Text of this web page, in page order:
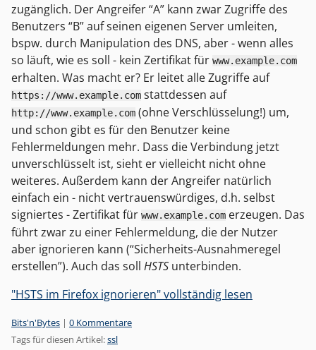
zugänglich. Der Angreifer “A” kann zwar Zugriffe des
Benutzers “B” auf seinen eigenen Server umleiten,
bspw. durch Manipulation des DNS, aber - wenn alles
so läuft, wie es soll - kein Zertifikat für www.example.com
erhalten. Was macht er? Er leitet alle Zugriffe auf
https://www.example.com stattdessen auf
http://www.example.com (ohne Verschlüsselung!) um,
und schon gibt es für den Benutzer keine
Fehlermeldungen mehr. Dass die Verbindung jetzt
unverschlüsselt ist, sieht er vielleicht nicht ohne
weiteres. Außerdem kann der Angreifer natürlich
einfach ein - nicht vertrauenswürdiges, d.h. selbst
signiertes - Zertifikat für www.example.com erzeugen. Das
führt zwar zu einer Fehlermeldung, die der Nutzer
aber ignorieren kann (“Sicherheits-Ausnahmeregel
erstellen”). Auch das soll HSTS unterbinden.
"HSTS im Firefox ignorieren" vollständig lesen
Kategorien:
Bits'n'Bytes | 0 Kommentare
Tags für diesen Artikel:ssl